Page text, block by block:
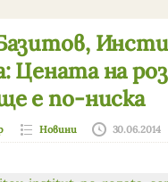
Цената на
е по-ниска
Новини 30.06.2014